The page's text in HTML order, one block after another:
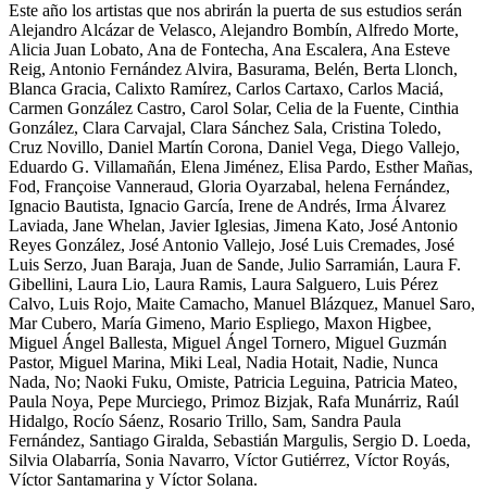
Este año los artistas que nos abrirán la puerta de sus estudios serán
Alejandro Alcázar de Velasco, Alejandro Bombín, Alfredo Morte,
Alicia Juan Lobato, Ana de Fontecha, Ana Escalera, Ana Esteve
Reig, Antonio Fernández Alvira, Basurama, Belén, Berta Llonch,
Blanca Gracia, Calixto Ramírez, Carlos Cartaxo, Carlos Maciá,
Carmen González Castro, Carol Solar, Celia de la Fuente, Cinthia
González, Clara Carvajal, Clara Sánchez Sala, Cristina Toledo,
Cruz Novillo, Daniel Martín Corona, Daniel Vega, Diego Vallejo,
Eduardo G. Villamañán, Elena Jiménez, Elisa Pardo, Esther Mañas,
Fod, Françoise Vanneraud, Gloria Oyarzabal, helena Fernández,
Ignacio Bautista, Ignacio García, Irene de Andrés, Irma Álvarez
Laviada, Jane Whelan, Javier Iglesias, Jimena Kato, José Antonio
Reyes González, José Antonio Vallejo, José Luis Cremades, José
Luis Serzo, Juan Baraja, Juan de Sande, Julio Sarramián, Laura F.
Gibellini, Laura Lio, Laura Ramis, Laura Salguero, Luis Pérez
Calvo, Luis Rojo, Maite Camacho, Manuel Blázquez, Manuel Saro,
Mar Cubero, María Gimeno, Mario Espliego, Maxon Higbee,
Miguel Ángel Ballesta, Miguel Ángel Tornero, Miguel Guzmán
Pastor, Miguel Marina, Miki Leal, Nadia Hotait, Nadie, Nunca
Nada, No; Naoki Fuku, Omiste, Patricia Leguina, Patricia Mateo,
Paula Noya, Pepe Murciego, Primoz Bizjak, Rafa Munárriz, Raúl
Hidalgo, Rocío Sáenz, Rosario Trillo, Sam, Sandra Paula
Fernández, Santiago Giralda, Sebastián Margulis, Sergio D. Loeda,
Silvia Olabarría, Sonia Navarro, Víctor Gutiérrez, Víctor Royás,
Víctor Santamarina y Víctor Solana.